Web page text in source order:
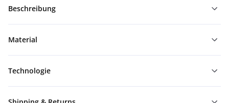
Beschreibung
Material
Technologie